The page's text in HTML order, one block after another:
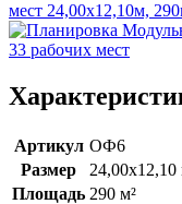
Артикул ОФ6
Размер
24,00х12,10
Площадь 290 м²